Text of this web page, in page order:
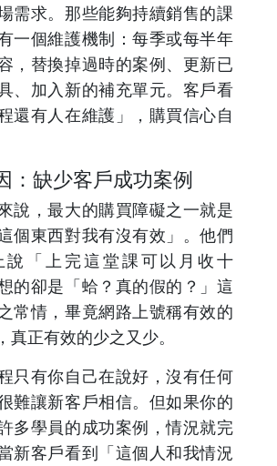
需求。那些能夠持續銷售的課
一個維護機制：每季或每半年
，替換掉過時的案例、更新已
、加入新的補充單元。客戶看
還有人在維護」，購買信心自
：缺少客戶成功案例
說，最大的購買障礙之一就是
個東西對我有沒有效」。他們
說「上完這堂課可以月收十
的卻是「蛤？真的假的？」這
常情，畢竟網路上號稱有效的
真正有效的少之又少。
只有你自己在說好，沒有任何
難讓新客戶相信。但如果你的
多學員的成功案例，情況就完
新客戶看到「這個人和我情況